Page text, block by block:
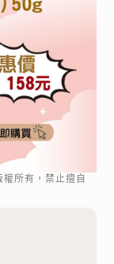
所有，禁止擅自